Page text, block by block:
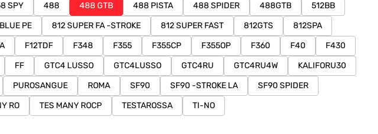
SPY 488 488 GTB 488 PISTA 488 SPIDER 488GTB
512BB
PE 812 SUPER FA -STROKE 812 SUPER FAST 812GTS
812SPA
F12TDF F348 F355 F355CP F355OP F360 F40
F430
FF GTC4 LUSSO GTC4LUSSO GTC4RU GTC4RU4W
KALIFORU30
PUROSANGUE ROMA SF90 SF90 -STROKE LA
SF90 SPIDER
RO TES MANY ROCP TESTAROSSA TI-NO